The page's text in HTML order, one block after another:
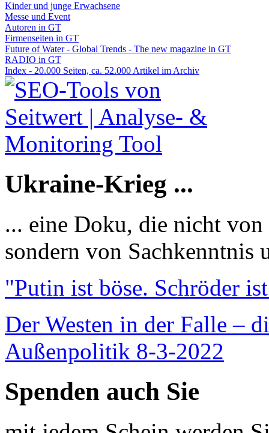
Kinder und junge Erwachsene
Messe und Event
Autoren in GT
Firmenseiten in GT
Future of Water - Global Trends - The new magazine in GT
RADIO in GT
Index - 20.000 Seiten, ca. 52.000 Artikel im Archiv
Ukraine-Krieg ...
... eine Doku, die nicht
sondern von Sachkenntnis
"Putin ist böse. Schröder
Der Westen in der Falle –
Außenpolitik 8-3-2022
Spenden auch Sie